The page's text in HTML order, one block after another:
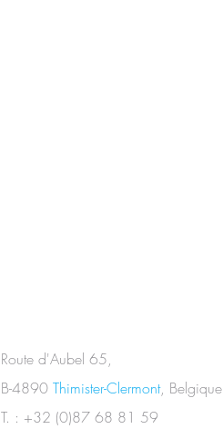
Route d'Aubel 65,
B-4890 Thimister-Clermont, Belgique
T. : +32 (0)87 68 81 59